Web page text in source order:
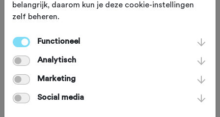
Heerlijk lokaal en zelfgemaakt eten,
prachtig zeezicht, vriendelijke
bediening: Forn Sa Rapita is perfect
om halverwege een fietstocht in de
remmen te knijpen. Het café is het
belangrijk, daarom kun je deze cookie-instellingen
zelf beheren.
Functioneel
Analytisch
Marketing
Social media